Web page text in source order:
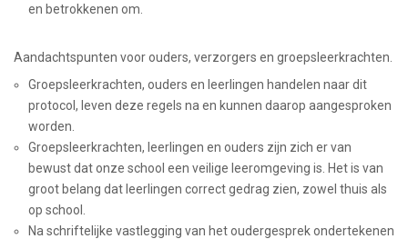
en betrokkenen om.
Aandachtspunten voor ouders, verzorgers en groepsleerkrachten.
Groepsleerkrachten, ouders en leerlingen handelen naar dit
protocol, leven deze regels na en kunnen daarop aangesproken
worden.
Groepsleerkrachten, leerlingen en ouders zijn zich er van
bewust dat onze school een veilige leeromgeving is. Het is van
groot belang dat leerlingen correct gedrag zien, zowel thuis als
op school.
Na schriftelijke vastlegging van het oudergesprek ondertekenen